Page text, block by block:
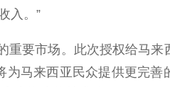
入。”
要市场。此次授权给马来
马来西亚民众提供更完善